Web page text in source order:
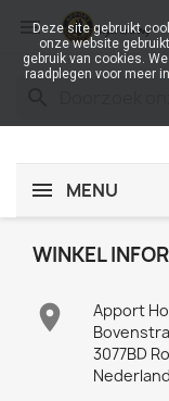

MENU
WINKEL

Apport
3077BD
Nederland
Deze site gebruikt
onze website
gebruik van cookies.
raadplegen voor meer